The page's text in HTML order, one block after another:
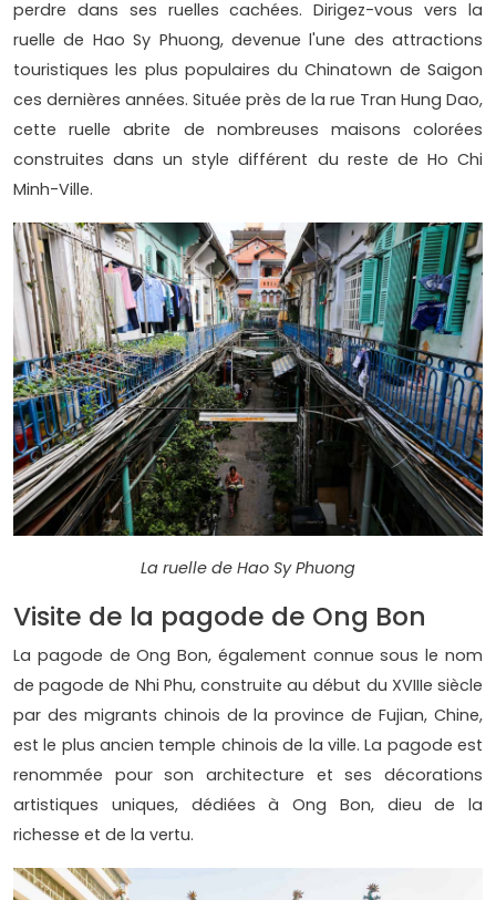
perdre dans ses ruelles cachées. Dirigez-vous vers la
ruelle de Hao Sy Phuong, devenue l'une des attractions
touristiques les plus populaires du Chinatown de Saigon
ces dernières années. Située près de la rue Tran Hung Dao,
cette ruelle abrite de nombreuses maisons colorées
construites dans un style différent du reste de Ho Chi
Minh-Ville.
La ruelle de Hao Sy Phuong
Visite de la pagode de Ong Bon
La pagode de Ong Bon, également connue sous le nom
de pagode de Nhi Phu, construite au début du XVIIIe siècle
par des migrants chinois de la province de Fujian, Chine,
est le plus ancien temple chinois de la ville. La pagode est
renommée pour son architecture et ses décorations
artistiques uniques, dédiées à Ong Bon, dieu de la
richesse et de la vertu.